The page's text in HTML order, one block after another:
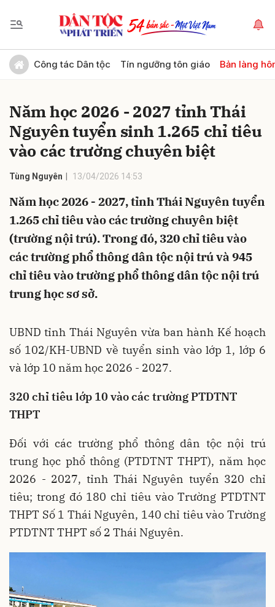
Công tác Dân tộc Tín ngưỡng tôn giáo Bản làng
Năm học 2026 - 2027 tỉnh Thái
Nguyên tuyển sinh 1.265 chỉ tiêu
vào các trường chuyên biệt
Tùng Nguyên 13/04/2026 14:53
Năm học 2026 - 2027, tỉnh Thái Nguyên tuyển
1.265 chỉ tiêu vào các trường chuyên biệt
(trường nội trú). Trong đó, 320 chỉ tiêu vào
các trường phổ thông dân tộc nội trú và 945
chỉ tiêu vào trường phổ thông dân tộc nội trú
trung học sơ sở.
UBND tỉnh Thái Nguyên vừa ban hành Kế hoạch
số 102/KH-UBND về tuyển sinh vào lớp 1, lớp 6
và lớp 10 năm học 2026 - 2027.
320 chỉ tiêu lớp 10 vào các trường PTDTNT
THPT
Đối với các trường phổ thông dân tộc nội trú
trung học phổ thông (PTDTNT THPT), năm học
2026 - 2027, tỉnh Thái Nguyên tuyển 320 chỉ
tiêu; trong đó 180 chỉ tiêu vào Trường PTDTNT
THPT Số 1 Thái Nguyên, 140 chỉ tiêu vào Trường
PTDTNT THPT số 2 Thái Nguyên.
Gửi bình luận